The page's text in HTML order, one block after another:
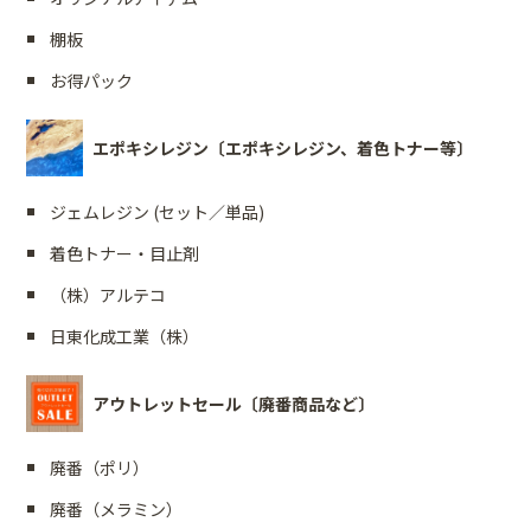
棚板
お得パック
エポキシレジン〔エポキシレジン、着色トナー等〕
ジェムレジン (セット／単品)
着色トナー・目止剤
（株）アルテコ
日東化成工業（株）
アウトレットセール〔廃番商品など〕
廃番（ポリ）
廃番（メラミン）